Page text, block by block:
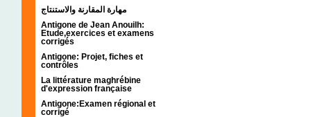
مهارة المقارنة والاستنتاج
Antigone de Jean Anouilh:
Etude,exercices et examens
corrigés
Antigone: Projet, fiches et
contrôles
La littérature maghrébine
d'expression française
Antigone:Examen régional et
corrigé